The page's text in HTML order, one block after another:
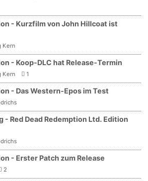
- Kurzfilm von John Hillcoat ist
Kern
- Koop-DLC hat Release-Termin
Kern 1
- Das Western-Epos im Test
- Red Dead Redemption Ltd. Edition
- Erster Patch zum Release
2